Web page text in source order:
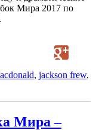
Мира 2017 по
, jackson frew,
Мира –